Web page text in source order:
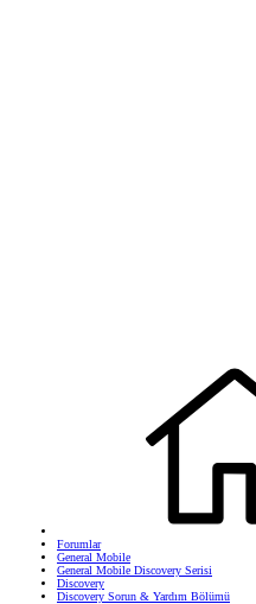
Forumlar
General Mobile
General Mobile Discovery Serisi
Discovery
Discovery Sorun & Yardım Bölümü